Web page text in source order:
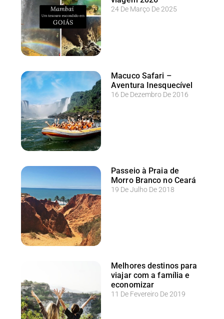
24 De Março De 2025
Macuco Safari –
Aventura Inesquecível
16 De Dezembro De 2016
Passeio à Praia de
Morro Branco no Ceará
19 De Julho De 2018
Melhores destinos para
viajar com a família e
economizar
11 De Fevereiro De 2019